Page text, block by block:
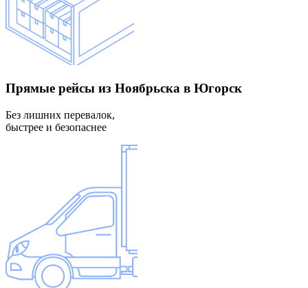
Прямые рейсы из Ноябрьска в Югорск
Без лишних перевалок,
быстрее и безопаснее